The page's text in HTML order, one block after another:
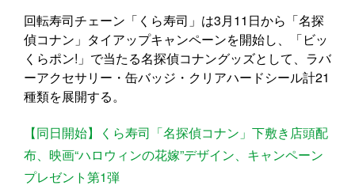
回転寿司チェーン「くら寿司」は3月11日から「名探
偵コナン」タイアップキャンペーンを開始し、「ビッ
くらポン!」で当たる名探偵コナングッズとして、ラバ
ーアクセサリー・缶バッジ・クリアハードシール計21
種類を展開する。
【同日開始】くら寿司「名探偵コナン」下敷き店頭配
布、映画“ハロウィンの花嫁”デザイン、キャンペーン
プレゼント第1弾